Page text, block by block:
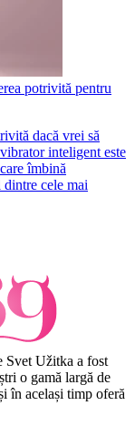
potrivită pentru
dacă vrei să
inteligent este
îmbină
cele mai
Svet Užitka a fost
o gamă largă de
în același timp oferă